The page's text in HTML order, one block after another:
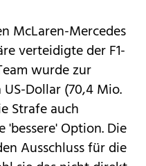
McLaren-Mercedes
verteidigte der F1-
wurde zur
Dollar (70,4 Mio.
Strafe auch
'bessere' Option. Die
Ausschluss für die